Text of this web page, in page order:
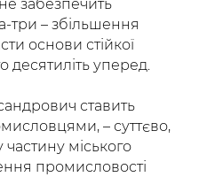
забезпечить
три – збільшення
основи стійкої
десятиліть уперед.
ставить
– суттєво,
міського
промисловості